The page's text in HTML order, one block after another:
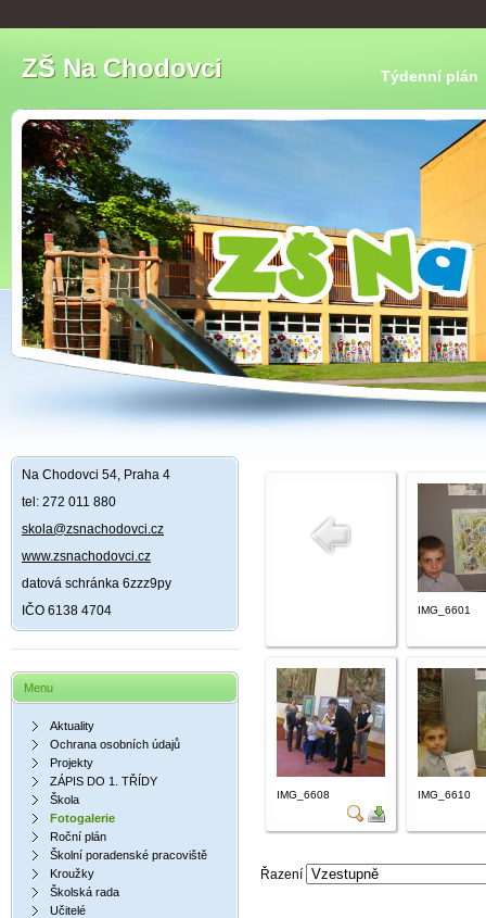
ZŠ Na Chodovci Týdenní plán
Na Chodovci 54, Praha 4
tel: 272 011 880
skola@zsnachodovci.cz
www.zsnachodovci.cz
datová schránka 6zzz9py
IČO 6138 4704
Menu
Aktuality
Ochrana osobních údajů
Projekty
ZÁPIS DO 1. TŘÍDY
Škola
Fotogalerie
Roční plán
Školní poradenské pracoviště
Kroužky
Školská rada
Učitelé
IMG_6601
IMG_6608 IMG_6610
Řazení